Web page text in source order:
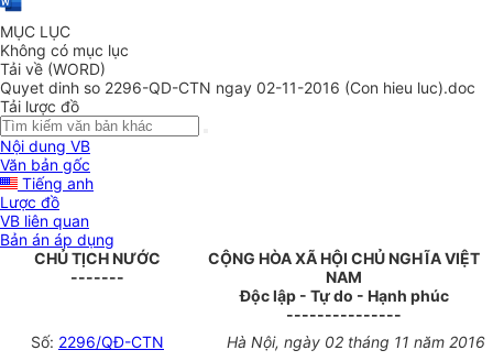
MỤC LỤC
Không có mục lục
Tải về (WORD)
Quyet dinh so 2296-QD-CTN ngay 02-11-2016 (Con hieu luc).doc
Tải lược đồ
Nội dung VB
Văn bản gốc
Tiếng anh
Lược đồ
VB liên quan
Bản án áp dụng
CHỦ TỊCH NƯỚC
-------
CỘNG HÒA XÃ HỘI CHỦ NGHĨA VIỆT
NAM
Độc lập - Tự do - Hạnh phúc
---------------
Số: 2296/QĐ-CTN Hà Nội, ngày 02 tháng 11 năm 2016